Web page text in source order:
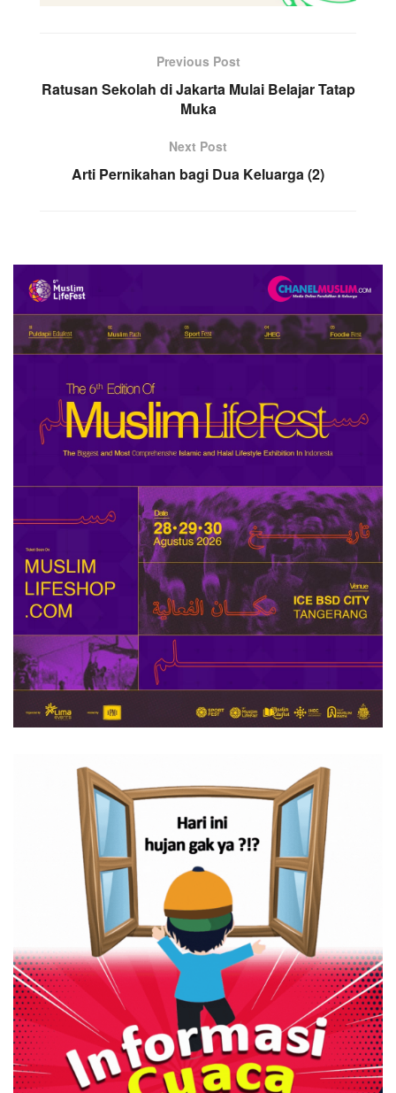
Previous Post
Ratusan Sekolah di Jakarta Mulai Belajar Tatap
Muka
Next Post
Arti Pernikahan bagi Dua Keluarga (2)